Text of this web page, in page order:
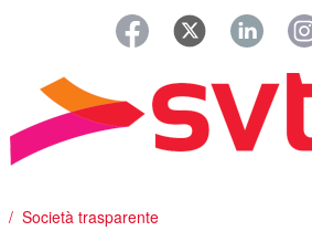
principale
/ Società trasparente